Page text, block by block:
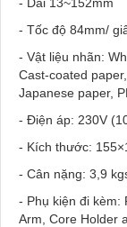
- Dài 13~152mm
- Tốc độ 84mm/
- Vật liệu nhãn:
Cast-coated
Japanese paper,
- Điện áp: 230V
- Kích thước:
- Cân nặng: 3,9
- Phụ kiện đi kèm:
Arm, Core Holder